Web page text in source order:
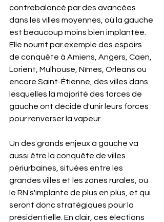
contrebalancé par des avancées
dans les villes moyennes, où la gauche
est beaucoup moins bien implantée.
Elle nourrit par exemple des espoirs
de conquête à Amiens, Angers, Caen,
Lorient, Mulhouse, Nîmes, Orléans ou
encore Saint-Étienne, des villes dans
lesquelles la majorité des forces de
gauche ont décidé d'unir leurs forces
pour renverser la vapeur.
Un des grands enjeux à gauche va
aussi être la conquête de villes
périurbaines, situées entre les
grandes villes et les zones rurales, où
le RN s'implante de plus en plus, et qui
seront donc stratégiques pour la
présidentielle. En clair, ces élections